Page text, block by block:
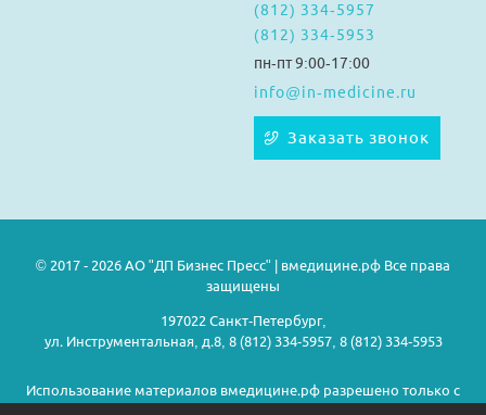
(812) 334-5957
(812) 334-5953
пн-пт 9:00-17:00
info@in-medicine.ru
Заказать звонок
© 2017 - 2026 АО "ДП Бизнес Пресс" | вмедицине.рф Все права
защищены
197022 Санкт-Петербург,
ул. Инструментальная, д.8, 8 (812) 334-5957, 8 (812) 334-5953
Использование материалов вмедицине.рф разрешено только с